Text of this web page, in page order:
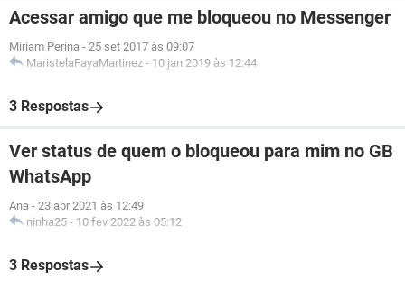
Acessar amigo que me bloqueou no Messenger
Miriam Perina - 25 set 2017 às 09:07
MaristelaFayaMartinez - 10 jan 2019 às 12:44
3 Respostas
Ver status de quem o bloqueou para mim no GB
WhatsApp
Ana - 23 abr 2021 às 12:49
ninha25 - 10 fev 2022 às 05:12
3 Respostas